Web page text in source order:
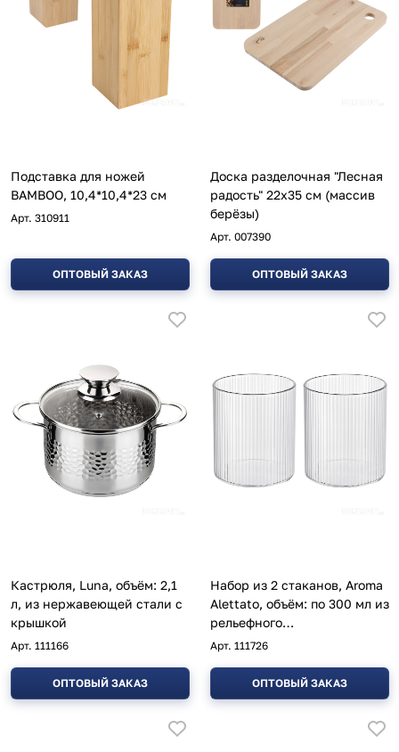
Подставка для ножей
BAMBOO, 10,4*10,4*23 см
Арт. 310911
ОПТОВЫЙ ЗАКАЗ
Доска разделочная "Лесная
радость" 22х35 см (массив
берёзы)
Арт. 007390
ОПТОВЫЙ ЗАКАЗ
Кастрюля, Luna, объём: 2,1
л, из нержавеющей стали с
крышкой
Арт. 111166
ОПТОВЫЙ ЗАКАЗ
Набор из 2 стаканов, Aroma
Alettato, объём: по 300 мл из
рельефного
боросиликатного стекла
Арт. 111726
ОПТОВЫЙ ЗАКАЗ